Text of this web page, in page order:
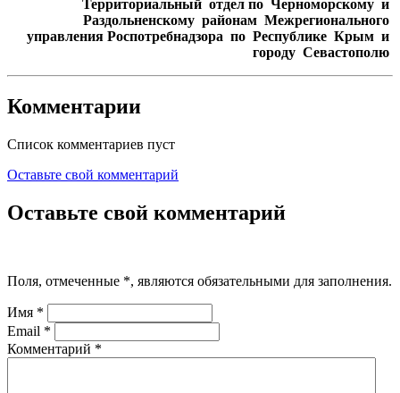
Территориальный отдел по Черноморскому и
Раздольненскому районам Межрегионального
управления Роспотребнадзора по Республике Крым и
городу Севастополю
Комментарии
Список комментариев пуст
Оставьте свой комментарий
Оставьте свой комментарий
Поля, отмеченные *, являются обязательными для заполнения.
Имя *
Email *
Комментарий *